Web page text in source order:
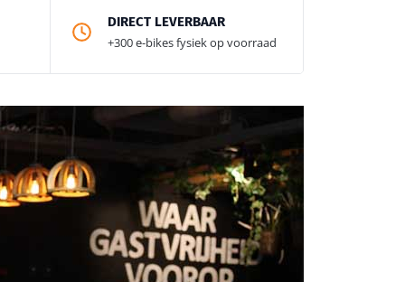
DIRECT LEVERBAAR
+300 e-bikes fysiek op voorraad